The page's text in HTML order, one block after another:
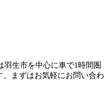
生市を中心に車で1時間圏
まずはお気軽にお問い合わ